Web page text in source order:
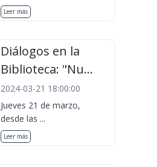
Leer más
Diálogos en la
Biblioteca: "Nu...
2024-03-21 18:00:00
Jueves 21 de marzo,
desde las ...
Leer más